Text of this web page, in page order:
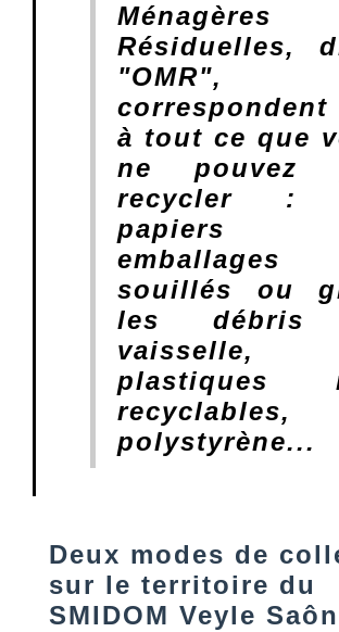
Ménagères
Résiduelles,
"OMR",
correspondent
à tout ce que
ne pouvez
recycler :
papiers
emballages
souillés ou
les débris
vaisselle,
plastiques
polystyrène...
Deux modes de
sur le territoire du
SMIDOM Veyle